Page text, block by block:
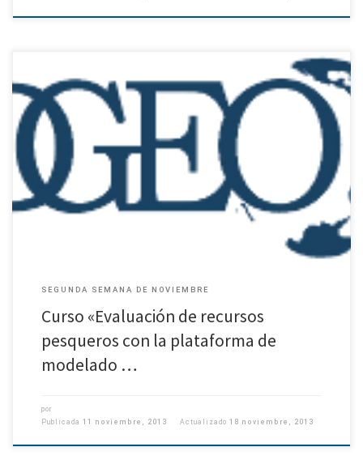
En el marco de la Escuela de Verano 2014, el Programa de Magíster en
Ciencias con Mención en Pesquerías, invita a participar del curso de
postgrado “Evaluación de recursos pesqueros […]
SEGUNDA SEMANA DE NOVIEMBRE
Curso «Evaluación de recursos
pesqueros con la plataforma de
modelado …
por
Publicada 11 noviembre, 2013 Actualizado 18 noviembre, 2013